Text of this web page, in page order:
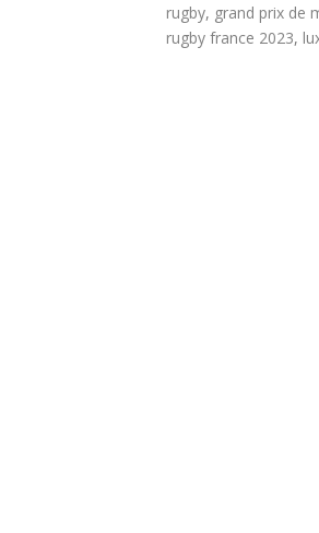
rugby, grand prix de
rugby france 2023,